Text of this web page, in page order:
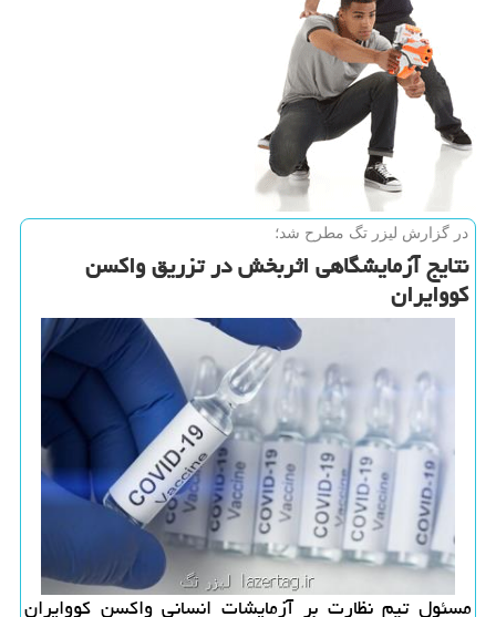
در گزارش لیزر تگ مطرح شد؛
نتایج آزمایشگاهی اثربخش در تزریق واكسن
كووایران
مسئول تیم نظارت بر آزمایشات انسانی واکسن کووایران